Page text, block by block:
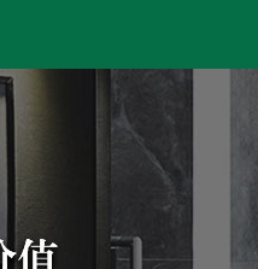
联系康思源